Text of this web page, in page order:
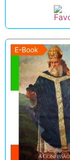
E-Book